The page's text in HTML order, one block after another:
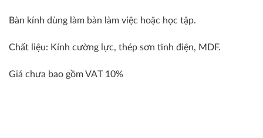
Bàn kính dùng làm bàn làm việc hoặc học tập.
Chất liệu: Kính cường lực, thép sơn tĩnh điện, MDF.
Giá chưa bao gồm VAT 10%